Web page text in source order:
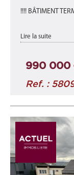
!!!! BÂTIMENT
appartement
comprenant une
Lire la suite
990 000
Ref. :